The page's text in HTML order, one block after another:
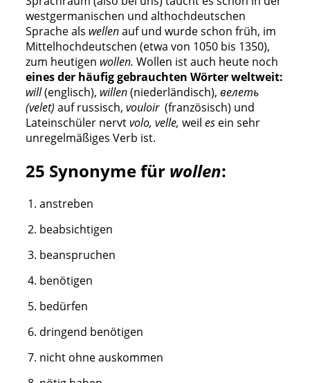
westgermanischen und althochdeutschen
Sprache als wellenauf und wurde schon früh, im
Mittelhochdeutschen (etwa von 1050 bis 1350),
zum heutigen wollen. Wollen ist auch heute noch
eines der häufig gebrauchten Wörter weltweit:
will(englisch), willen(niederländisch), велеть
(velet) auf russisch, vouloir(französisch) und
Lateinschüler nervtvolo, velle, weil es ein sehr
unregelmäßiges Verb ist.
25 Synonyme für wollen:
anstreben
beabsichtigen
beanspruchen
benötigen
bedürfen
dringend benötigen
nicht ohne auskommen